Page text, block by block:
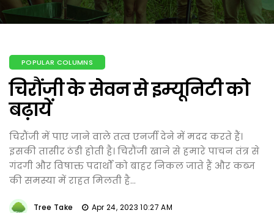
POPULAR COLUMNS
चिरौंजी के सेवन से इम्यूनिटी को
बढ़ायें
चिरौंजी में पाए जाने वाले तत्व एनर्जी देने में मदद करते हैं।
इसकी तासीर ठंडी होती है। चिरौंजी खाने से हमारे पाचन तंत्र से
गंदगी और विषाक्त पदार्थों को बाहर निकल जाते हैं और कब्ज
की समस्या में राहत मिलती है...
Tree Take Apr 24, 2023 10:27 AM